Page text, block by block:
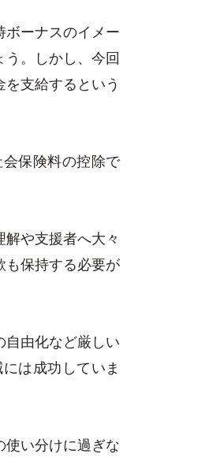
ボーナスのイメー
。しかし、今回
支給するという
保険料の控除で
や支援者へ大々
も保持する必要が
由化など厳しい
は成功していま
使い分けに過ぎな